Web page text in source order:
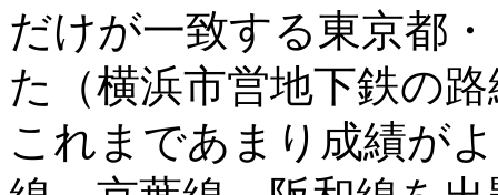
だけが一致する東京都
た（横浜市営地下鉄の
これまであまり成績が